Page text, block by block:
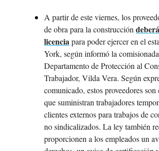
A partir de este viernes, los
de obra para la construcción
licencia para poder ejercer en el
York, según informó la
Departamento de Protección al
Trabajador, Vilda Vera. Según
comunicado, estos proveedores son
que suministran trabajadores
clientes externos para trabajos de
no sindicalizados. La ley también
proporcionen a los empleados un